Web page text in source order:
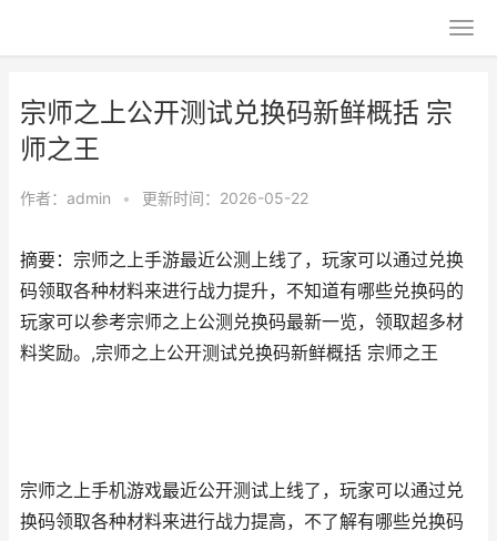
宗师之上公开测试兑换码新鲜概括 宗
师之王
作者： admin • 更新时间：2026-05-22
摘要：宗师之上手游最近公测上线了，玩家可以通过兑换
码领取各种材料来进行战力提升，不知道有哪些兑换码的
玩家可以参考宗师之上公测兑换码最新一览，领取超多材
料奖励。,宗师之上公开测试兑换码新鲜概括 宗师之王
宗师之上手机游戏最近公开测试上线了，玩家可以通过兑
换码领取各种材料来进行战力提高，不了解有哪些兑换码